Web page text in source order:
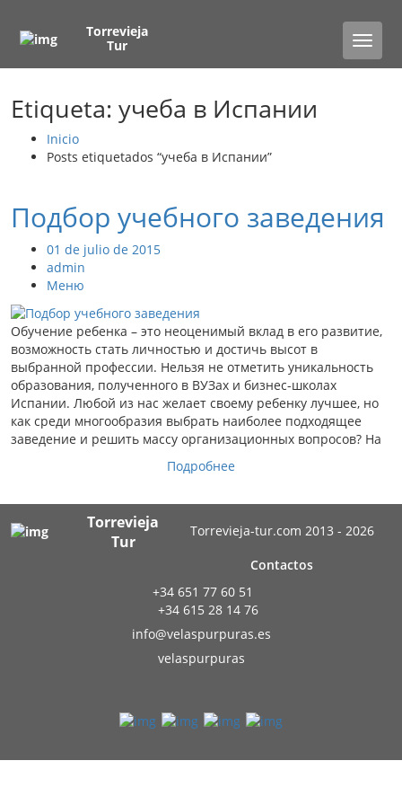
Toggle
Torrevieja
Tur
Etiqueta: учеба в Испании
Inicio
Posts etiquetados “учеба в Испании”
Подбор учебного заведения
01 de julio de 2015
admin
Меню
Обучение ребенка – это неоценимый вклад в его развитие,
возможность стать личностью и достичь высот в
выбранной профессии. Нельзя не отметить уникальность
образования, полученного в ВУЗах и бизнес-школах
Испании. Любой из нас желает своему ребенку лучшее, но
как среди многообразия выбрать наиболее подходящее
заведение и решить массу организационных вопросов? На
Подробнее
Torrevieja
Tur
Torrevieja-tur.com 2013 - 2026
Contactos
+34 651 77 60 51
+34 615 28 14 76
info@velaspurpuras.es
velaspurpuras